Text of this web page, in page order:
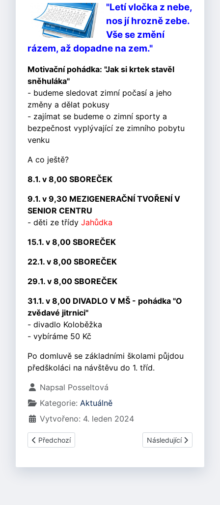
"Letí vločka z nebe,
nos jí hrozně zebe.
Vše se změní
rázem, až dopadne na zem."
Motivační pohádka: "Jak si krtek stavěl
sněhuláka"
- budeme sledovat zimní počasí a jeho
změny a dělat pokusy
- zajímat se budeme o zimní sporty a
bezpečnost vyplývající ze zimního pobytu
venku
A co ještě?
8.1. v 8,00 SBOREČEK
9.1. v 9,30 MEZIGENERAČNÍ TVOŘENÍ V
SENIOR CENTRU
- děti ze třídy Jahůdka
15.1. v 8,00 SBOREČEK
22.1. v 8,00 SBOREČEK
29.1. v 8,00 SBOREČEK
31.1. v 8,00 DIVADLO V MŠ - pohádka "O
zvědavé jitrnici"
- divadlo Koloběžka
- vybíráme 50 Kč
Po domluvě se základními školami půjdou
předškoláci na návštěvu do 1. tříd.
Základní údaje
Napsal Posseltová
Kategorie: Aktuálně
Vytvořeno: 4. leden 2024
Předchozí článek: Program na únor 2024
Předchozí Další článek: Program
Následující